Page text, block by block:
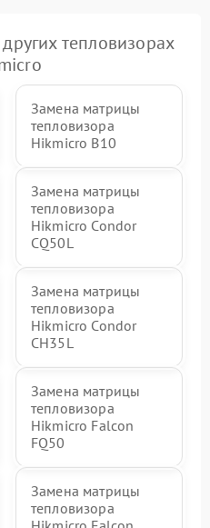
тепловизорах
Замена матрицы
тепловизора
Hikmicro B10
Замена матрицы
тепловизора
Hikmicro Condor
CQ50L
Замена матрицы
тепловизора
Hikmicro Condor
CH35L
Замена матрицы
тепловизора
Hikmicro Falcon
FQ50
Замена матрицы
тепловизора